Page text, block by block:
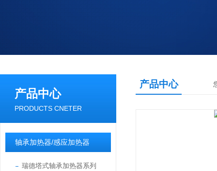
产品中心
PRODUCTS CNETER
轴承加热器/感应加热器
瑞德塔式轴承加热器系列
产品中心